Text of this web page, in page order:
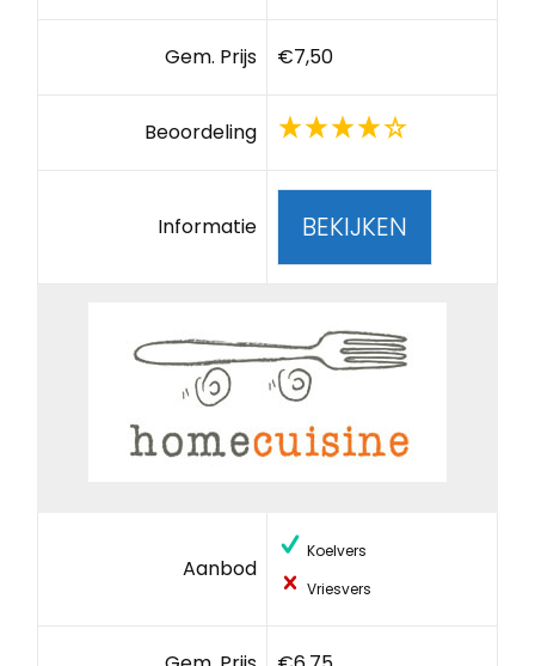
Gem. Prijs €7,50
Beoordeling
Informatie BEKIJKEN
Aanbod
Koelvers
Vriesvers